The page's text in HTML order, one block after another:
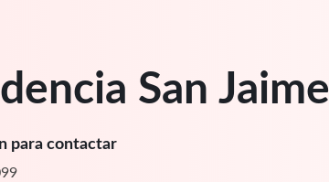
San Jaime
para contactar